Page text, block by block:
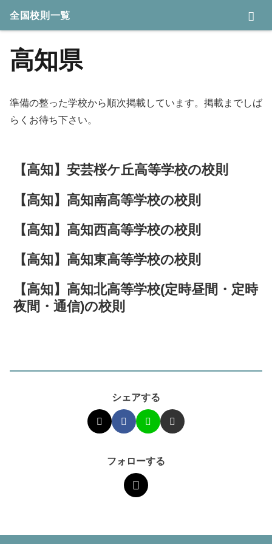
高知県
準備の整った学校から順次掲載しています。掲載までしば
らくお待ち下さい。
【高知】安芸桜ケ丘高等学校の校則
【高知】高知南高等学校の校則
【高知】高知西高等学校の校則
【高知】高知東高等学校の校則
【高知】高知北高等学校(定時昼間・定時
夜間・通信)の校則
シェアする
フォローする
全国校則一覧